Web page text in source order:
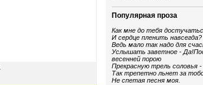
Популярная проза
Как мне до тебя
И сердце пленить навсегда?
Ведь мало так надо для
Услышать заветное -
весенней порою
Прекрасную трель соловья -
Так трепетно льнет за
Не спетая песня моя.